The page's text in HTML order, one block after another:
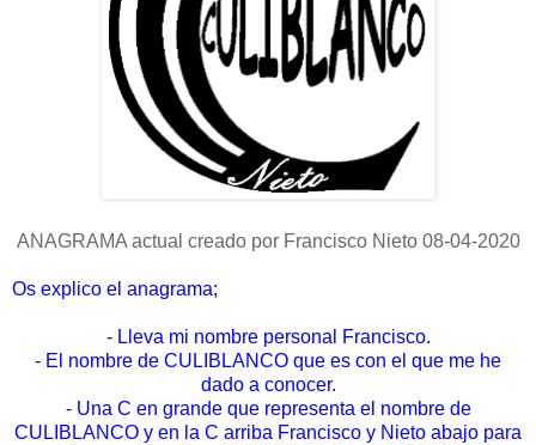
ANAGRAMA actual creado por Francisco Nieto 08-04-2020
Os explico el anagrama;
- Lleva mi nombre personal Francisco.
- El nombre de CULIBLANCO que es con el que me he
dado a conocer.
- Una C en grande que representa el nombre de
CULIBLANCO y en la C arriba Francisco y Nieto abajo para